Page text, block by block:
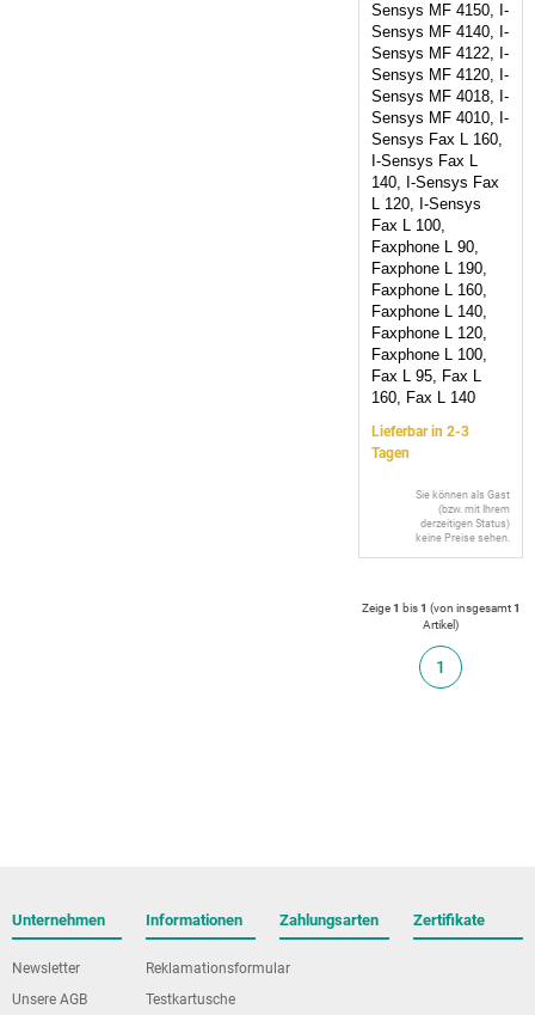
Sensys MF 4150, I-
Sensys MF 4140, I-
Sensys MF 4122, I-
Sensys MF 4120, I-
Sensys MF 4018, I-
Sensys MF 4010, I-
Sensys Fax L 160,
I-Sensys Fax L
140, I-Sensys Fax
L 120, I-Sensys
Fax L 100,
Faxphone L 90,
Faxphone L 190,
Faxphone L 160,
Faxphone L 140,
Faxphone L 120,
Faxphone L 100,
Fax L 95, Fax L
160, Fax L 140
Lieferbar in 2-3
Tagen
Sie können als Gast
(bzw. mit Ihrem
derzeitigen Status)
keine Preise sehen.
Zeige1 bis1 (von insgesamt1
Artikel)
1
Unternehmen
Newsletter
Unsere AGB
Informationen
Reklamationsformular
Testkartusche
Zahlungsarten Zertifikate